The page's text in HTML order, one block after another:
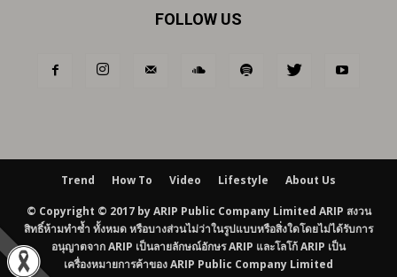
FOLLOW US
Trend How To Video Lifestyle About Us
© Copyright © 2017 by ARIP Public Company Limited ARIP สงวน
สิทธิ์ห้ามทำซ้ำ ทั้งหมด หรือบางส่วนไม่ว่าในรูปแบบหรือสิ่งใดโดยไม่ได้รับการ
อนุญาตจาก ARIP เป็นลายลักษณ์อักษร ARIP และโลโก้ ARIP เป็น
เครื่องหมายการค้าของ ARIP Public Company Limited